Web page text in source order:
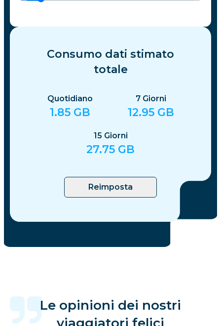
Consumo dati stimato
totale
Quotidiano
1.85 GB
7 Giorni
12.95 GB
15 Giorni
27.75 GB
Reimposta
Le opinioni dei nostri
viaggiatori felici